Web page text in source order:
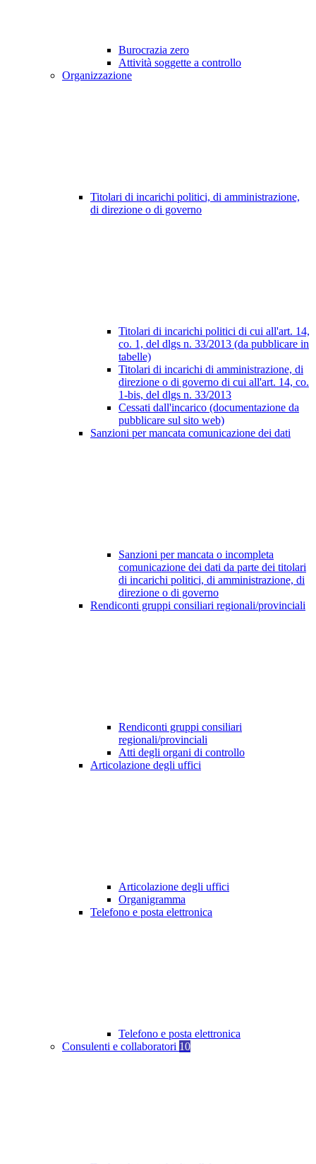
Burocrazia zero
Attività soggette a controllo
Organizzazione
Titolari di incarichi politici, di amministrazione,
di direzione o di governo
Titolari di incarichi politici di cui all'art. 14,
co. 1, del dlgs n. 33/2013 (da pubblicare in
tabelle)
Titolari di incarichi di amministrazione, di
direzione o di governo di cui all'art. 14, co.
1-bis, del dlgs n. 33/2013
Cessati dall'incarico (documentazione da
pubblicare sul sito web)
Sanzioni per mancata comunicazione dei dati
Sanzioni per mancata o incompleta
comunicazione dei dati da parte dei titolari
di incarichi politici, di amministrazione, di
direzione o di governo
Rendiconti gruppi consiliari regionali/provinciali
Rendiconti gruppi consiliari
regionali/provinciali
Atti degli organi di controllo
Articolazione degli uffici
Articolazione degli uffici
Organigramma
Telefono e posta elettronica
Telefono e posta elettronica
Consulenti e collaboratori 10